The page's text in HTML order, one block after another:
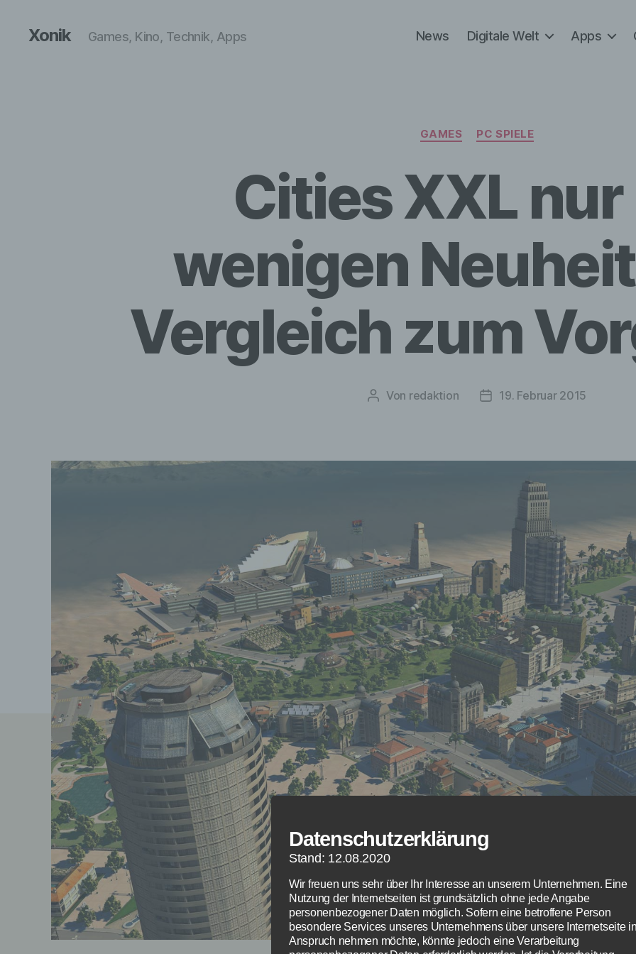
Xonik Games, Kino, Technik, Apps News Digitale Welt Apps
Kategorien
GAMES PC SPIELE
Cities XXL
wenigen
Vergleich zum
Beitragsautor
Von redaktion Veröffentlichungsdatum
19. Februar 2015
Datenschutzerklärung
Stand: 12.08.2020
Wir freuen uns sehr über Ihr Interesse an unserem Unternehmen. Eine
Nutzung der Internetseiten ist grundsätzlich ohne jede Angabe
personenbezogener Daten möglich. Sofern eine betroffene Person
besondere Services unseres Unternehmens über unsere Internetseite
Anspruch nehmen möchte, könnte jedoch eine Verarbeitung